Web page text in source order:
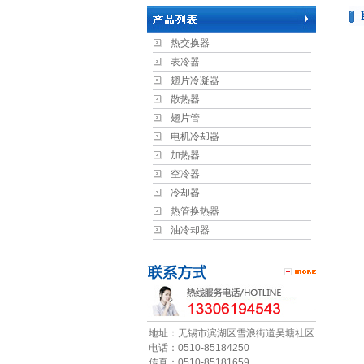
热交换器
表冷器
翅片冷凝器
散热器
翅片管
电机冷却器
加热器
空冷器
冷却器
热管换热器
油冷却器
地址：无锡市滨湖区雪浪街道吴塘社区
电话：0510-85184250